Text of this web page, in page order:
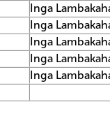
Inga
Inga
Inga
Inga
Inga